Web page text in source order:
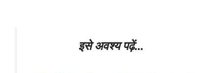
इसे अवश्य पढ़ें…